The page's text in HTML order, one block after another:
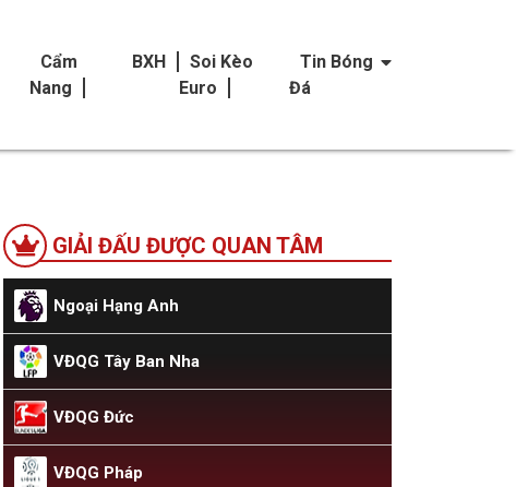
Cẩm
Nang
BXH
Soi Kèo
Euro
Tin Bóng
Đá
GIẢI ĐẤU ĐƯỢC QUAN TÂM
Ngoại Hạng Anh
VĐQG Tây Ban Nha
VĐQG Đức
VĐQG Pháp